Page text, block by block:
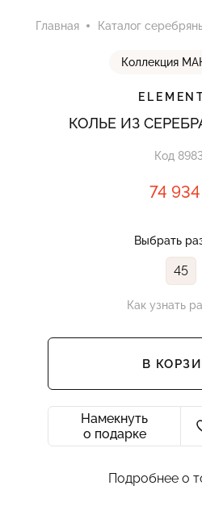
Главная Каталог
Коллекция
КОЛЬЕ ИЗ
Код
74
Выбрать
45
Как узнать
В
Намекнуть
о подарке
Подробнее о